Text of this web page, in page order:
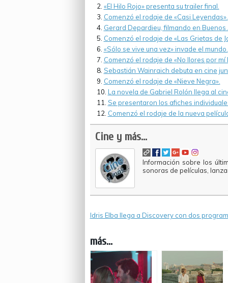
«El Hilo Rojo» presenta su trailer final.
Comenzó el rodaje de «Casi Leyendas».
Gerard Depardieu, filmando en Buenos
Comenzó el rodaje de «Las Grietas de
«Sólo se vive una vez» invade el mundo.
Comenzó el rodaje de «No llores por mí
Sebastián Wainraich debuta en cine
Comenzó el rodaje de «Nieve Negra».
La novela de Gabriel Rolón llega al
Se presentaron los afiches
Comenzó el rodaje de la nueva
Cine y más...
Información sobre los
sonoras de películas,
Idris Elba llega a Discovery con dos
más...